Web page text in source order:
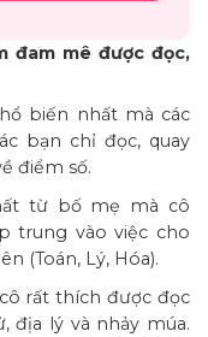
đam mê được đọc,
biến nhất mà các
bạn chỉ đọc, quay
điểm số.
từ bố mẹ mà cô
trung vào việc cho
(Toán, Lý, Hóa).
rất thích được đọc
địa lý và nhảy múa.